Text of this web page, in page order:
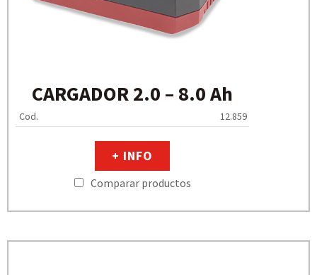
CARGADOR 2.0 – 8.0 Ah
Cod. 12.859
+ INFO
Comparar productos